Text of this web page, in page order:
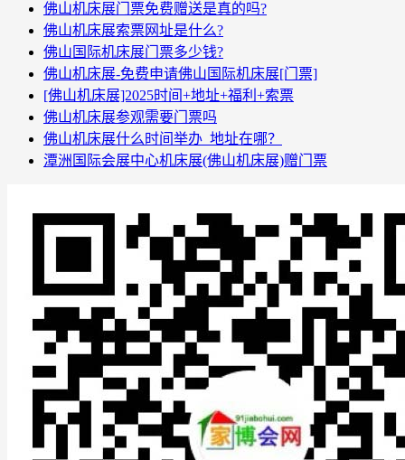
佛山机床展门票免费赠送是真的吗?
佛山机床展索票网址是什么?
佛山国际机床展门票多少钱?
佛山机床展-免费申请佛山国际机床展[门票]
[佛山机床展]2025时间+地址+福利+索票
佛山机床展参观需要门票吗
佛山机床展什么时间举办_地址在哪？
潭洲国际会展中心机床展(佛山机床展)赠门票